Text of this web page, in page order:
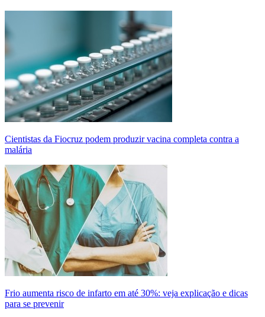
Cientistas da Fiocruz podem produzir vacina completa contra a
malária
Frio aumenta risco de infarto em até 30%: veja explicação e dicas
para se prevenir